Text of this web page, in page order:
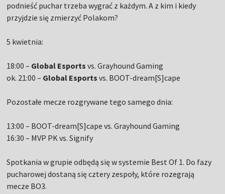
podnieść puchar trzeba wygrać z każdym. A z kim i kiedy
przyjdzie się zmierzyć Polakom?
5 kwietnia:
18:00 – Global Esports vs. Grayhound Gaming
ok. 21:00 – Global Esports vs. BOOT-dream[S]cape
Pozostałe mecze rozgrywane tego samego dnia:
13:00 – BOOT-dream[S]cape vs. Grayhound Gaming
16:30 – MVP PK vs. Signify
Spotkania w grupie odbędą się w systemie Best Of 1. Do fazy
pucharowej dostaną się cztery zespoły, które rozegrają
mecze BO3.